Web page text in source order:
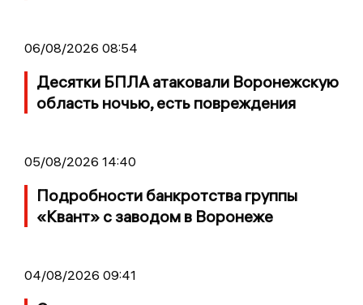
06/08/2026 08:54
Десятки БПЛА атаковали Воронежскую
область ночью, есть повреждения
05/08/2026 14:40
Подробности банкротства группы
«Квант» с заводом в Воронеже
04/08/2026 09:41